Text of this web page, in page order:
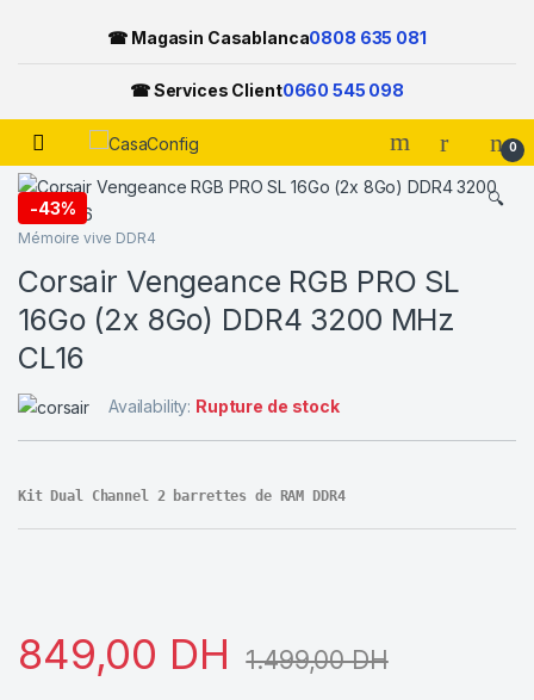
☎ Magasin Casablanca0808 635 081
☎ Services Client0660 545 098
Skip to navigation
Skip to content
Open 0
-43% 🔍
Mémoire vive DDR4
Corsair Vengeance RGB PRO SL
16Go (2x 8Go) DDR4 3200 MHz
CL16
Availability: Rupture de stock
Kit Dual Channel 2 barrettes de RAM DDR4
849,00 DH 1.499,00DH